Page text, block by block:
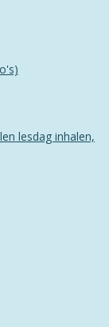
lesdag inhalen,